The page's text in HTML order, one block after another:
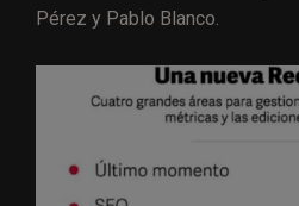
Pérez y Pablo Blanco.